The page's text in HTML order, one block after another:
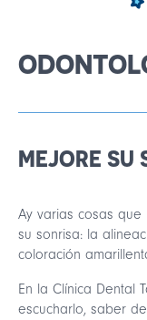
MEJORE SU
Ay varias cosas
su sonrisa: la
coloración
En la Clínica Dental
escucharlo, saber